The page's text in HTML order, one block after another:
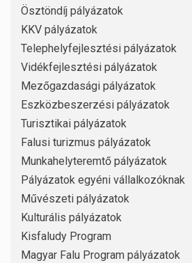
Ösztöndíj pályázatok
KKV pályázatok
Telephelyfejlesztési pályázatok
Vidékfejlesztési pályázatok
Mezőgazdasági pályázatok
Eszközbeszerzési pályázatok
Turisztikai pályázatok
Falusi turizmus pályázatok
Munkahelyteremtő pályázatok
Pályázatok egyéni vállalkozóknak
Művészeti pályázatok
Kulturális pályázatok
Kisfaludy Program
Magyar Falu Program pályázatok